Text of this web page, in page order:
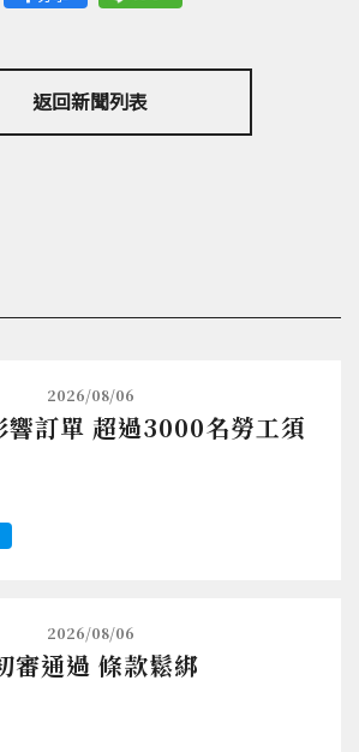
返回新聞列表
2026/08/06
響訂單 超過3000名勞工須
2026/08/06
審通過 條款鬆綁